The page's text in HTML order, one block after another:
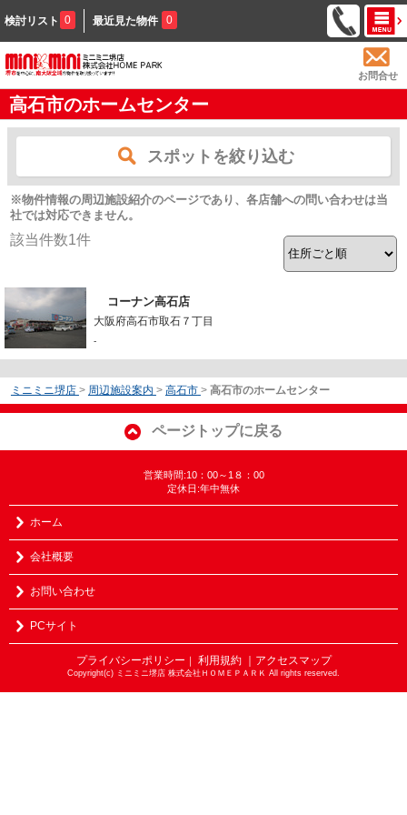
検討リスト 0 最近見た物件 0
お問合せ
高石市のホームセンター
スポットを絞り込む
※物件情報の周辺施設紹介のページであり、各店舗への問い合わせは当
社では対応できません。
該当件数1件
コーナン高石店
大阪府高石市取石７丁目
-
ミニミニ堺店 > 周辺施設案内 > 高石市 > 高石市のホームセンター
ページトップに戻る
営業時間:10：00～1８：00
定休日:年中無休
ホーム
会社概要
お問い合わせ
PCサイト
プライバシーポリシー ｜ 利用規約 ｜アクセスマップ
Copyright(c) ミニミニ堺店 株式会社ＨＯＭＥＰＡＲＫ All rights reserved.